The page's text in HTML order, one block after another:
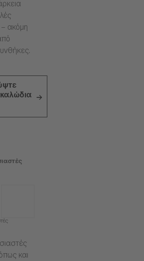
– ακόμη
και